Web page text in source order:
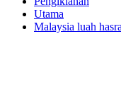
Utama
Malaysia luah